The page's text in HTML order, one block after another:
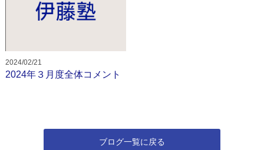
2024/02/21
2024年３月度全体コメント
ブログ一覧に戻る